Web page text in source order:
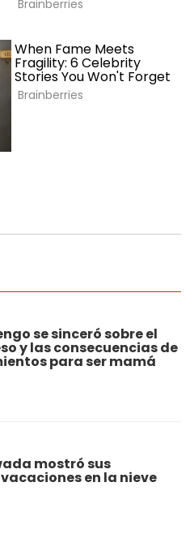
se sinceró sobre el
y las consecuencias de
para ser mamá
mostró sus
en la nieve